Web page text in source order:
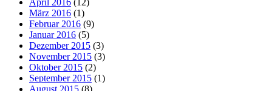
März 2016 (1)
Februar 2016 (9)
Januar 2016 (5)
Dezember 2015 (3)
November 2015 (3)
Oktober 2015 (2)
September 2015 (1)
August 2015 (8)